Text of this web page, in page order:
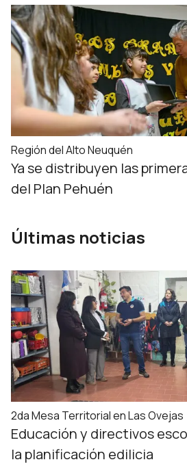
Región del Alto Neuquén
Ya se distribuyen las
del Plan Pehuén
Últimas noticias
2da Mesa Territorial en Las Ovejas
Educación y directivos
la planificación edilicia